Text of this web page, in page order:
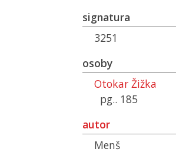
signatura
3251
osoby
Otokar Žižka
pg.. 185
autor
Menš